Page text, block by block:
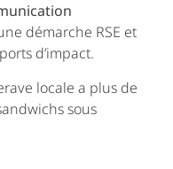
démarche RSE et
d’impact.
locale a plus de
sous